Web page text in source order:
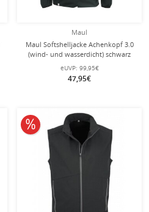
Maul
Maul Softshelljacke Achenkopf 3.0
(wind- und wasserdicht) schwarz
Herren
eUVP: 99,95€
47,95€
10% reduziert